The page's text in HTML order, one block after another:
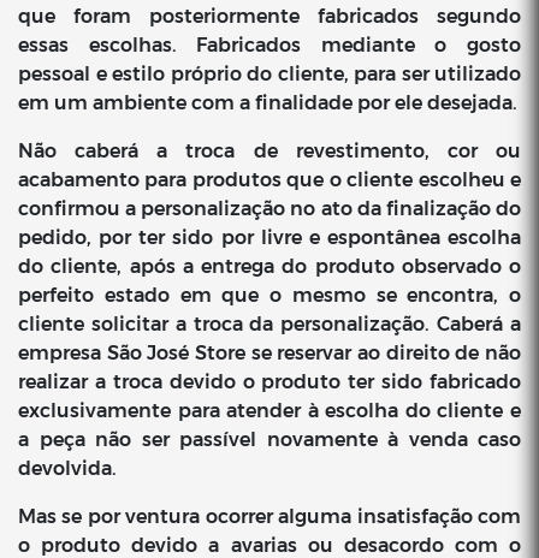
que foram posteriormente fabricados segundo
essas escolhas. Fabricados mediante o gosto
pessoal e estilo próprio do cliente, para ser utilizado
em um ambiente com a finalidade por ele desejada.
Não caberá a troca de revestimento, cor ou
acabamento para produtos que o cliente escolheu e
confirmou a personalização no ato da finalização do
pedido, por ter sido por livre e espontânea escolha
do cliente, após a entrega do produto observado o
perfeito estado em que o mesmo se encontra, o
cliente solicitar a troca da personalização. Caberá a
empresa São José Store se reservar ao direito de não
realizar a troca devido o produto ter sido fabricado
exclusivamente para atender à escolha do cliente e
a peça não ser passível novamente à venda caso
devolvida.
Mas se por ventura ocorrer alguma insatisfação com
o produto devido a avarias ou desacordo com o